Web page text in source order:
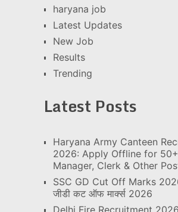
haryana job
Latest Updates
New Job
Results
Trending
Latest Posts
Haryana Army Canteen
2026: Apply Offline for
Manager, Clerk & Other
SSC GD Cut Off Marks
जीडी कट ऑफ मार्क्स 2026